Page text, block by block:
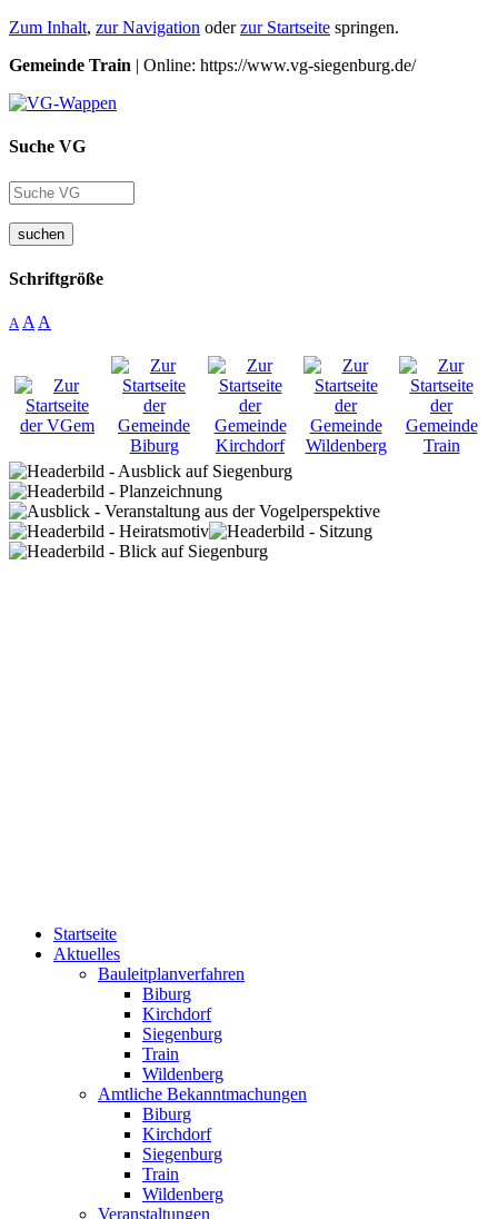
Zum Inhalt, zur Navigation oderzur Startseite springen.
Gemeinde Train | Online: https://www.vg-siegenburg.de/
Suche VG
suchen
Schriftgröße
A A A
Startseite
Aktuelles
Bauleitplanverfahren
Biburg
Kirchdorf
Siegenburg
Train
Wildenberg
Amtliche Bekanntmachungen
Biburg
Kirchdorf
Siegenburg
Train
Wildenberg
Veranstaltungen